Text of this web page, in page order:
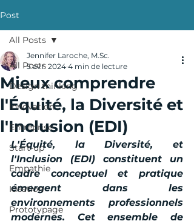
Post
All Posts
Design thinking
Innovation
Entreprise
Start-up
Empathie
Idéation
Prototypage
All Posts
Mieux comprendre
l'Équité, la Diversité et
l'Inclusion (EDI)
Jennifer Laroche, M.Sc.
5 avr. 2024 4 min de lecture
L'Équité, la Diversité, et
l'Inclusion (EDI) constituent un
cadre conceptuel et pratique
émergent dans les
environnements professionnels
modernes. Cet ensemble de